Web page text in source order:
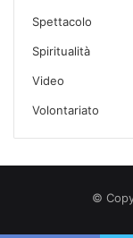
Spettacolo
Spiritualità
Video
Volontariato
©